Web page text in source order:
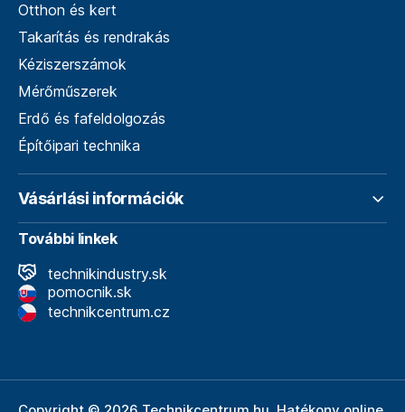
Otthon és kert
Takarítás és rendrakás
Kéziszerszámok
Mérőműszerek
Erdő és fafeldolgozás
Építőipari technika
Vásárlási információk
További linkek
technikindustry.sk
pomocnik.sk
technikcentrum.cz